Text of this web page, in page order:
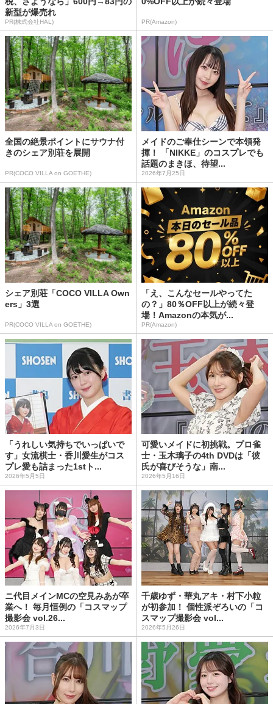
新型が爆売れ
PR(株式会社HAL) PR(Amazon)
全国の絶景ポイントにサウナ付
きのシェア別荘を展開
PR(COCO VILLA on GOETHE)
メイドのご奉仕シーンで本領発
揮！ 「NIKKE」のコスプレでも
話題のまきほ、待望...
2026年7月25日
シェア別荘「COCO VILLA Own
ers」3選
PR(COCO VILLA on GOETHE)
「え、こんなセールやってた
の？」80％OFF以上が続々登
場！Amazonの本気が...
PR(Amazon)
「うれしい気持ちでいっぱいで
す」女流棋士・香川愛生がコス
プレ愛も詰まった1stト...
2026年5月5日
可愛いメイドに初挑戦。プロ雀
士・玉木璃子の4th DVDは「彼
氏が喜びそうな」南...
2026年5月16日
ニ代目メインMCの空見みあが卒
業へ！ 毎月恒例の「コスマップ
撮影会 vol.26...
2026年7月3日
千歳ゆず・華丸アキ・村下小粒
が初参加！ 個性派ぞろいの「コ
スマップ撮影会 vol...
2026年5月26日